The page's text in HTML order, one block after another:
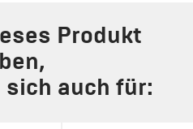
Produkt
auch für: